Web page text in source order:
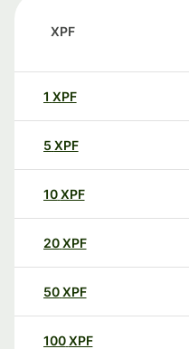
XPF
1 XPF
5 XPF
10XPF
20XPF
50XPF
100XPF